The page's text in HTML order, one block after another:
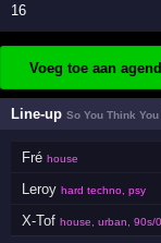
16
Voeg toe aan
Line-upSo You Think
Fré house
Leroy hard techno, psy
X-Tof house, urban, 90s/